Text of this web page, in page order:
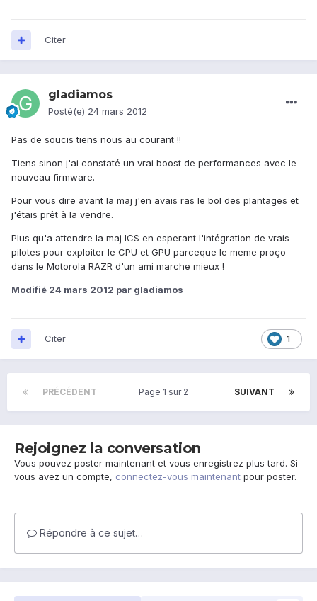
Citer
gladiamos
Posté(e) 24 mars 2012
Pas de soucis tiens nous au courant !!
Tiens sinon j'ai constaté un vrai boost de performances avec le
nouveau firmware.
Pour vous dire avant la maj j'en avais ras le bol des plantages et
j'étais prêt à la vendre.
Plus qu'a attendre la maj ICS en esperant l'intégration de vrais
pilotes pour exploiter le CPU et GPU parceque le meme proço
dans le Motorola RAZR d'un ami marche mieux !
Modifié 24 mars 2012 par gladiamos
1
Citer
PRÉCÉDENT SUIVANT
Page 1 sur 2
Rejoignez la conversation
Vous pouvez poster maintenant et vous enregistrez plus tard. Si
vous avez un compte, connectez-vous maintenant pour poster.
Répondre à ce sujet…